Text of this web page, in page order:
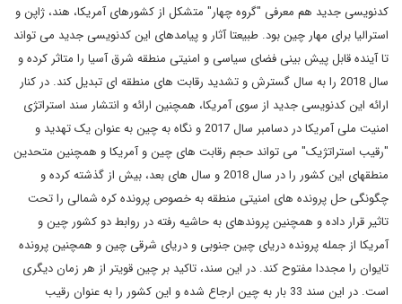
کدنویسی جدید هم معرفی "گروه چهار" متشکل از کشورهای آمریکا، هند، ژاپن و
استرالیا برای مهار چین بود. طبیعتا آثار و پیامدهای این کدنویسی جدید می تواند
تا آینده قابل پیش بینی فضای سیاسی و امنیتی منطقه شرق آسیا را متاثر کرده و
سال 2018 را به سال گسترش و تشدید رقابت های منطقه ای تبدیل کند. در کنار
ارائه این کدنویسی جدید از سوی آمریکا، همچنین ارائه و انتشار سند استراتژی
امنیت ملی آمریکا در دسامبر سال 2017 و نگاه به چین به عنوان یک تهدید و
"رقیب استراتژیک" می تواند حجم رقابت های چین و آمریکا و همچنین متحدین
منطقه­ای این کشور را در سال 2018 و سال های بعد، بیش از گذشته کرده و
چگونگی حل پرونده های امنیتی منطقه به خصوص پرونده کره شمالی را تحت
تاثیر قرار داده و همچنین پروندهای به حاشیه رفته در روابط دو کشور چین و
آمریکا از جمله پرونده دریای چین جنوبی و دریای شرقی چین و همچنین پرونده
تایوان را مجددا مفتوح کند. در این سند، تاکید بر چین قوی­تر از هر زمان دیگری
است. در این سند 33 بار به چین ارجاع شده و این کشور را به عنوان رقیب